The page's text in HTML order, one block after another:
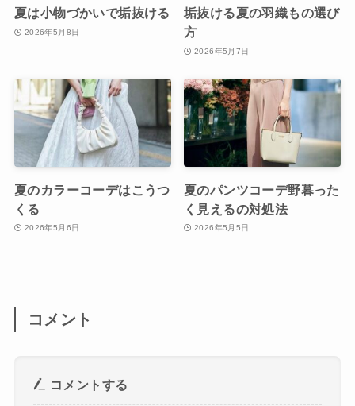
夏は小物づかいで垢抜ける
2026年5月8日
垢抜ける夏の羽織もの選び
方
2026年5月7日
夏のカラーコーデはこうつ
くる
2026年5月6日
夏のパンツコーデ野暮った
く見えるの対処法
2026年5月5日
コメント
コメントする